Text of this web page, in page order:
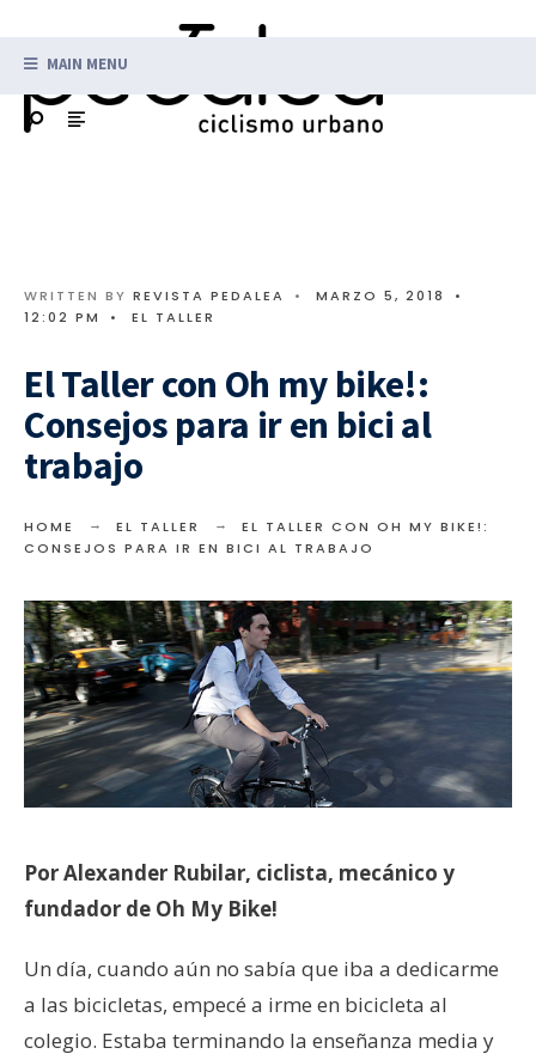
MAIN MENU
WRITTEN BY REVISTA PEDALEA • MARZO 5, 2018
•
12:02 PM
• EL TALLER
El Taller con Oh my bike!:
Consejos para ir en bici al
trabajo
HOME EL TALLER
EL TALLER CON OH MY BIKE!:
CONSEJOS PARA IR EN BICI AL TRABAJO
Por Alexander Rubilar, ciclista, mecánico y
fundador de Oh My Bike!
Un día, cuando aún no sabía que iba a dedicarme
a las bicicletas, empecé a irme en bicicleta al
colegio. Estaba terminando la enseñanza media y